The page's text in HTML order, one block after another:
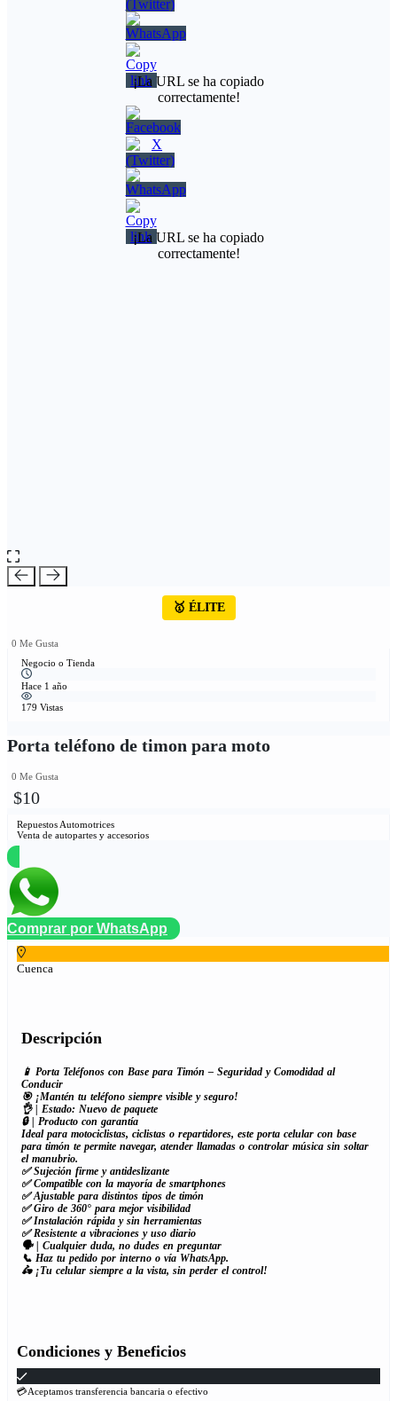
¡La URL se ha copiado
correctamente!
¡La URL se ha copiado
correctamente!
🥇 ÉLITE
0 Me Gusta
Negocio o Tienda
Hace 1 año
179 Vistas
Porta teléfono de timon para moto
0 Me Gusta
$10
Repuestos Automotrices
Venta de autopartes y accesorios
Comprar por WhatsApp
Cuenca
Descripción
📱 Porta Teléfonos con Base para Timón – Seguridad y Comodidad al
Conducir
🎯 ¡Mantén tu teléfono siempre visible y seguro!
👌 | Estado: Nuevo de paquete
🔒 | Producto con garantía
Ideal para motociclistas, ciclistas o repartidores, este porta celular con base
para timón te permite navegar, atender llamadas o controlar música sin soltar
el manubrio.
✅ Sujeción firme y antideslizante
✅ Compatible con la mayoría de smartphones
✅ Ajustable para distintos tipos de timón
✅ Giro de 360° para mejor visibilidad
✅ Instalación rápida y sin herramientas
✅ Resistente a vibraciones y uso diario
🗣 | Cualquier duda, no dudes en preguntar
📞 Haz tu pedido por interno o vía WhatsApp.
🛵 ¡Tu celular siempre a la vista, sin perder el control!
Condiciones y Beneficios
💳Aceptamos transferencia bancaria o efectivo